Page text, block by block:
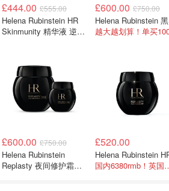
£444.00 £555.00
Helena Rubinstein HR
Skinmunity 精华液 逆龄
£600.00 £750.00
£600.00 £750.00
Helena Rubinstein
Replasty 夜间修护霜
£520.00
国内